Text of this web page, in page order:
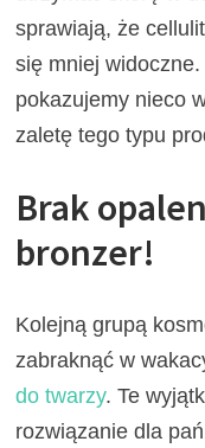
sprawiają, że
się mniej
pokazujemy nieco
zaletę tego typu
Brak
bronzer!
Kolejną grupą
zabraknąć w
do twarzy. Te
rozwiązanie dla